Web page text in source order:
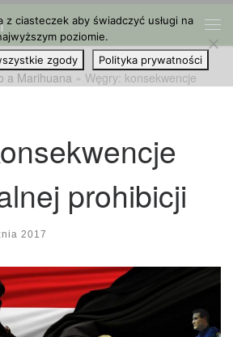
a Marihuana » Węgry: konsekwencje
prohibicji
2017
z ciasteczek aby świadczyć usługi na
poziomie.
zgody Polityka prywatności